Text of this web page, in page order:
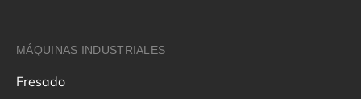
MÁQUINAS INDUSTRIALES
Fresado